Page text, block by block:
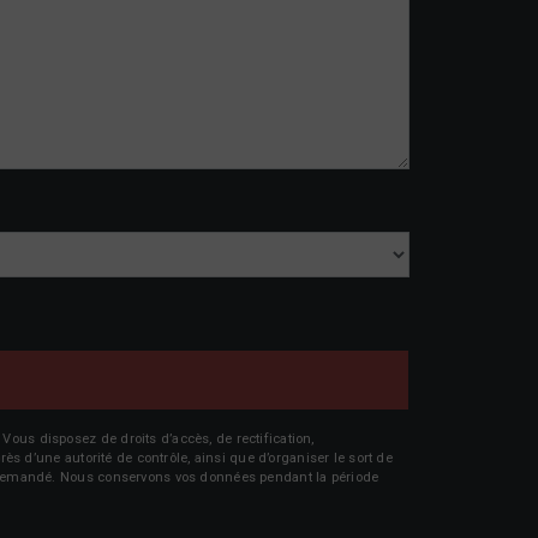
disposez de droits d’accès, de rectification,
d’une autorité de contrôle, ainsi que d’organiser le sort de
Nous conservons vos données pendant la période